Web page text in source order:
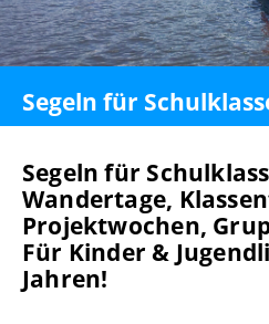
Segeln für
Segeln für
Wandertage,
Projektwochen,
Für Kinder &
Jahren!